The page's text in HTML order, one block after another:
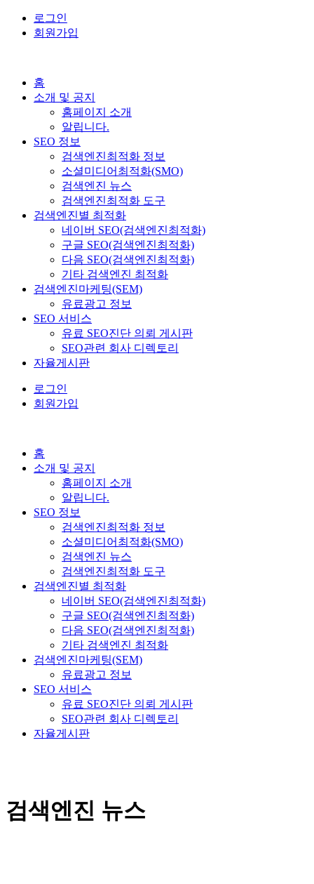
로그인
회원가입
홈
소개 및 공지
홈페이지 소개
알립니다.
SEO 정보
검색엔진최적화 정보
소셜미디어최적화(SMO)
검색엔진 뉴스
검색엔진최적화 도구
검색엔진별 최적화
네이버 SEO(검색엔진최적화)
구글 SEO(검색엔진최적화)
다음 SEO(검색엔진최적화)
기타 검색엔진 최적화
검색엔진마케팅(SEM)
유료광고 정보
SEO 서비스
유료 SEO진단 의뢰 게시판
SEO관련 회사 디렉토리
자율게시판
로그인
회원가입
홈
소개 및 공지
홈페이지 소개
알립니다.
SEO 정보
검색엔진최적화 정보
소셜미디어최적화(SMO)
검색엔진 뉴스
검색엔진최적화 도구
검색엔진별 최적화
네이버 SEO(검색엔진최적화)
구글 SEO(검색엔진최적화)
다음 SEO(검색엔진최적화)
기타 검색엔진 최적화
검색엔진마케팅(SEM)
유료광고 정보
SEO 서비스
유료 SEO진단 의뢰 게시판
SEO관련 회사 디렉토리
자율게시판
검색엔진 뉴스